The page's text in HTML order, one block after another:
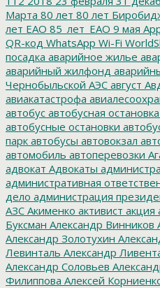
Марта 80 лет 80 лет
лет ЕАО 85_лет_ЕАО 9 мая
QR-код WhatsApp Wi-Fi
посадка аварийное жилье
аварийный жилфонд
Чернобыльской АЭС август
авиакатастрофа
автобус автобусная остановка
автобусные остановки
парк автобусы автовокзал
автомобиль автоперевозки
адвокат Адвокаты
административная
дело администрация
АЗС Акименко активист акция
Буксман Александр Винников
Александр Золотухин
Левинталь Александр
Александр Соловьев
Филиппова Алексей